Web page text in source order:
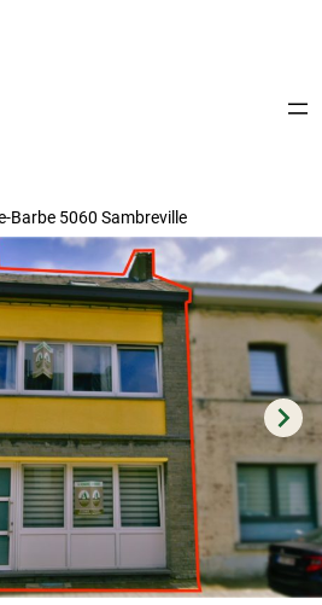
Barbe 5060 Sambreville